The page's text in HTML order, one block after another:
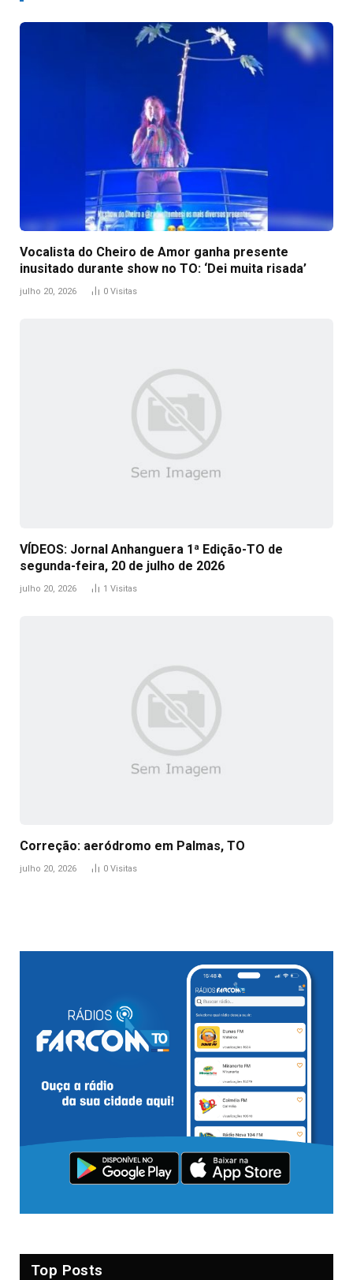
Vocalista do Cheiro de Amor ganha presente
inusitado durante show no TO: ‘Dei muita risada’
julho 20, 2026 0 Visitas
VÍDEOS: Jornal Anhanguera 1ª Edição-TO de
segunda-feira, 20 de julho de 2026
julho 20, 2026 1 Visitas
Correção: aeródromo em Palmas, TO
julho 20, 2026 0 Visitas
Top Posts